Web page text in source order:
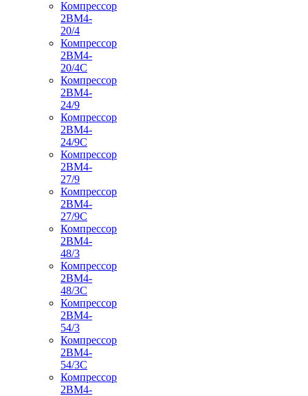
Компрессор
2ВМ4-
20/4
Компрессор
2ВМ4-
20/4С
Компрессор
2ВМ4-
24/9
Компрессор
2ВМ4-
24/9С
Компрессор
2ВМ4-
27/9
Компрессор
2ВМ4-
27/9С
Компрессор
2ВМ4-
48/3
Компрессор
2ВМ4-
48/3С
Компрессор
2ВМ4-
54/3
Компрессор
2ВМ4-
54/3С
Компрессор
2ВМ4-